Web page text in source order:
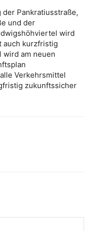
Pankratiusstraße,
und der
wird
auch kurzfristig
wird am neuen
Verkehrsmittel
zukunftssicher